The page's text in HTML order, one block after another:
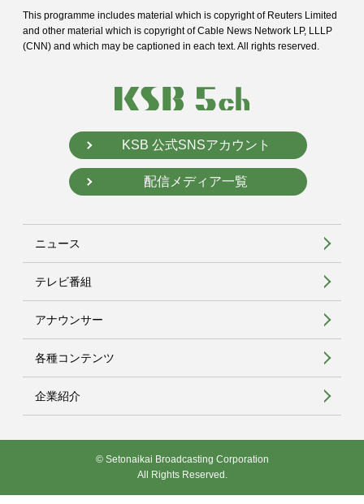
This programme includes material which is copyright of Reuters Limited
and other material which is copyright of Cable News Network LP, LLLP
(CNN) and which may be captioned in each text. All rights reserved.
KSB 公式SNSアカウント
配信メディア一覧
ニュース
テレビ番組
アナウンサー
各種コンテンツ
企業紹介
© Setonaikai Broadcasting Corporation
All Rights Reserved.